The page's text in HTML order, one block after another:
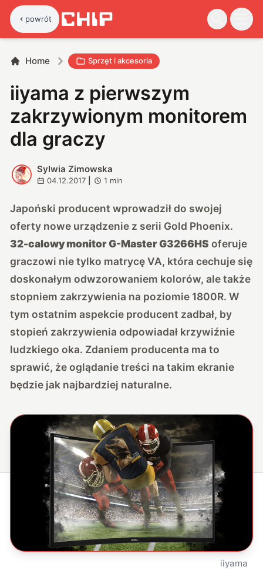
powrót
Home Sprzęt i akcesoria
iiyama z pierwszym
zakrzywionym monitorem
dla graczy
S
Sylwia Zimowska
04.12.2017 1 min
Japoński producent wprowadził do swojej
oferty nowe urządzenie z serii Gold Phoenix.
32-calowy monitor G-Master G3266HS oferuje
graczowi nie tylko matrycę VA, która cechuje się
doskonałym odwzorowaniem kolorów, ale także
stopniem zakrzywienia na poziomie 1800R. W
tym ostatnim aspekcie producent zadbał, by
stopień zakrzywienia odpowiadał krzywiźnie
ludzkiego oka. Zdaniem producenta ma to
sprawić, że oglądanie treści na takim ekranie
będzie jak najbardziej naturalne.
iiyama